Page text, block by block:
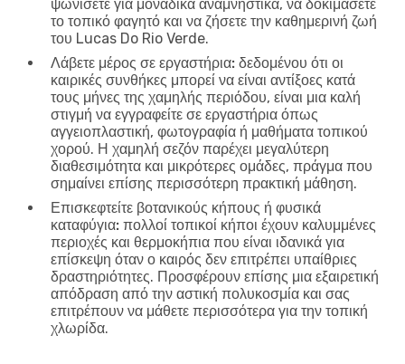
ψωνίσετε για μοναδικά αναμνηστικά, να δοκιμάσετε
το τοπικό φαγητό και να ζήσετε την καθημερινή ζωή
του Lucas Do Rio Verde.
Λάβετε μέρος σε εργαστήρια: δεδομένου ότι οι
καιρικές συνθήκες μπορεί να είναι αντίξοες κατά
τους μήνες της χαμηλής περιόδου, είναι μια καλή
στιγμή να εγγραφείτε σε εργαστήρια όπως
αγγειοπλαστική, φωτογραφία ή μαθήματα τοπικού
χορού. Η χαμηλή σεζόν παρέχει μεγαλύτερη
διαθεσιμότητα και μικρότερες ομάδες, πράγμα που
σημαίνει επίσης περισσότερη πρακτική μάθηση.
Επισκεφτείτε βοτανικούς κήπους ή φυσικά
καταφύγια: πολλοί τοπικοί κήποι έχουν καλυμμένες
περιοχές και θερμοκήπια που είναι ιδανικά για
επίσκεψη όταν ο καιρός δεν επιτρέπει υπαίθριες
δραστηριότητες. Προσφέρουν επίσης μια εξαιρετική
απόδραση από την αστική πολυκοσμία και σας
επιτρέπουν να μάθετε περισσότερα για την τοπική
χλωρίδα.